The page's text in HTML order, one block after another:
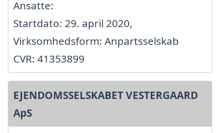
Ansatte:
Startdato: 29. april 2020,
Virksomhedsform: Anpartsselskab
CVR: 41353899
EJENDOMSSELSKABET VESTERGAARD
ApS